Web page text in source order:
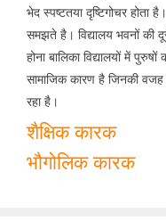
भेद स्पष्टतया दृष्टिगोचर
समझते है। विद्यालय भवनों की
होना बालिका विद्यालयों में
सामाजिक कारण है जिनकी वजह
रहा है।
शैक्षिक कारक
भौगोलिक कारक